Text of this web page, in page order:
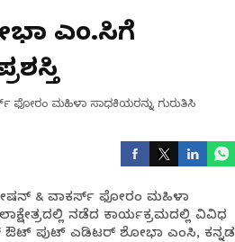
ಎಂ.ಸಿಗೆ
ಫೋರಂ ಮಹಿಳಾ ಸಾಧಕಿಯರನ್ನು ಗುರುತಿಸಿ
& ವಾಕರ್ಸ್ ಫೋರಂ ಮಹಿಳಾ
ನಡೆದ ಕಾರ್ಯಕ್ರಮದಲ್ಲಿ ವಿವಿಧ
ಔಟ್ ಪುಟ್ ಎಡಿಟರ್ ಶೋಭಾ ಎಂಸಿ, ಕನ್ನಡ